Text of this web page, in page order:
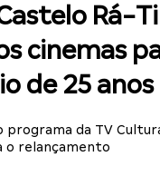
Rá-
cinemas
de 25 anos
programa da TV
o relançamento